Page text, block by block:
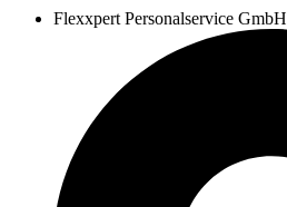
Flexxpert Personalservice GmbH